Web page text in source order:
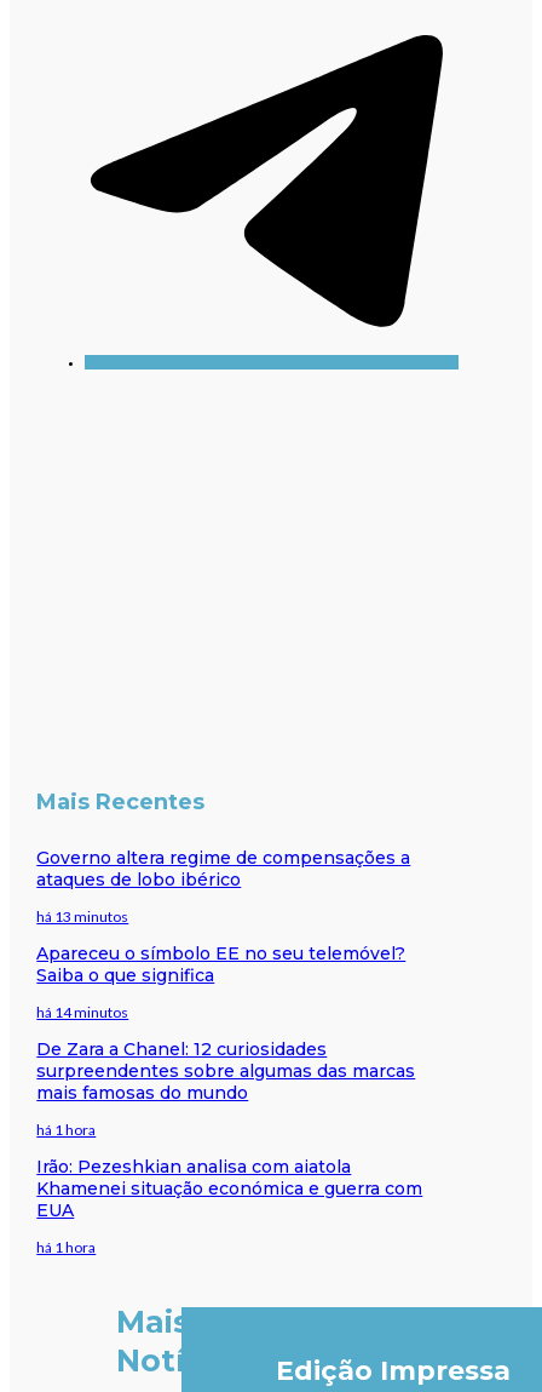
Mais Recentes
Governo altera regime de compensações a
ataques de lobo ibérico
há 13 minutos
Apareceu o símbolo EE no seu telemóvel?
Saiba o que significa
há 14 minutos
De Zara a Chanel: 12 curiosidades
surpreendentes sobre algumas das marcas
mais famosas do mundo
há 1 hora
Irão: Pezeshkian analisa com aiatola
Khamenei situação económica e guerra com
EUA
há 1 hora
Mais
Notícias
Edição Impressa